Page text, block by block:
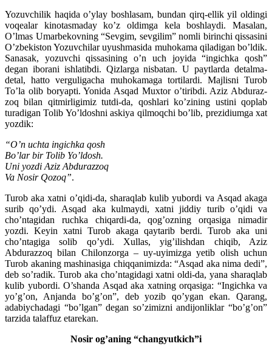
Yozuvchilik haqida o’ylay boshlasam, bundan qirq-ellik yil oldingi
voqealar kinotasmaday ko’z oldimga kela boshlaydi. Masalan,
O’lmas Umarbekovning “Sevgim, sevgilim” nomli birinchi qissasini
O’zbekiston Yozuvchilar uyushmasida muhokama qiladigan bo’ldik.
Sanasak, yozuvchi qissasining o’n uch joyida “ingichka qosh”
degan iborani ishlatibdi. Qizlarga nisbatan. U paytlarda detalma-
detal, hatto verguligacha muhokamaga tortilardi. Majlisni Turob
To’la olib boryapti. Yonida Asqad Muxtor o’tiribdi. Aziz Abduraz­
zoq bilan qitmirligimiz tutdi-da, qoshlari ko’zining ustini qoplab
turadigan Tolib Yo’ldoshni askiya qilmoqchi bo’lib, prezidiumga xat
yozdik:
“O’n uchta ingichka qosh
Bo’lar bir Tolib Yo’ldosh.
Uni yozdi Aziz Abdurazzoq
Va Nosir Qozoq”.
Turob aka xatni o’qidi-da, sharaqlab kulib yubordi va Asqad akaga
surib qo’ydi. Asqad aka kulmaydi, xatni jiddiy turib o’qidi va
cho’ntagidan ruchka chiqardi-da, qog’ozning orqasiga nimadir
yozdi. Keyin xatni Turob akaga qaytarib berdi. Turob aka uni
cho’ntagiga solib qo’ydi. Xullas, yig’ilishdan chiqib, Aziz
Abdurazzoq bilan Chilonzorga – uy-uyimizga yetib olish uchun
Turob akaning mashinasiga chiqqanimizda: “Asqad aka nima dedi”,
deb so’radik. Turob aka cho’ntagidagi xatni oldi-da, yana sharaqlab
kulib yubordi. O’shanda Asqad aka xatning orqasiga: “Ingichka va
yo’g’on, Anjanda bo’g’on”, deb yozib qo’ygan ekan. Qarang,
adabiychadagi “bo’lgan” degan so’zimizni andijonliklar “bo’g’on”
tarzida talaffuz etarekan.
Nosir og’aning “changyutkich”i